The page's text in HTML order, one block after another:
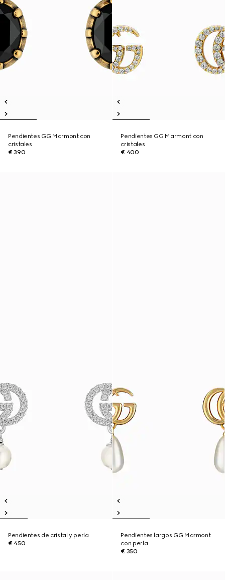
Pendientes GG Marmont con
cristales
€ 390
Pendientes GG Marmont con
cristales
€ 400
Pendientes de cristal y perla
€ 450
Pendientes largos GG Marmont
con perla
€ 350